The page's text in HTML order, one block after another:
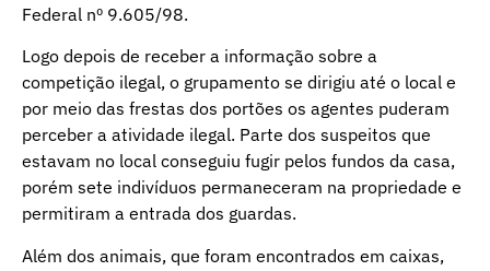
Federal nº 9.605/98.
Logo depois de receber a informação sobre a
competição ilegal, o grupamento se dirigiu até o local e
por meio das frestas dos portões os agentes puderam
perceber a atividade ilegal. Parte dos suspeitos que
estavam no local conseguiu fugir pelos fundos da casa,
porém sete indivíduos permaneceram na propriedade e
permitiram a entrada dos guardas.
Além dos animais, que foram encontrados em caixas,